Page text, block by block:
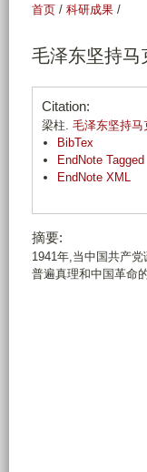
首页 / 科研成果 /
毛泽东坚持马
Citation:
梁柱. 毛泽东坚持马
BibTex
EndNote Tagged
EndNote XML
摘要:
1941年,当中国共产
普遍真理和中国革命